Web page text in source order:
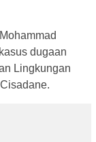
dugaan
Lingkungan